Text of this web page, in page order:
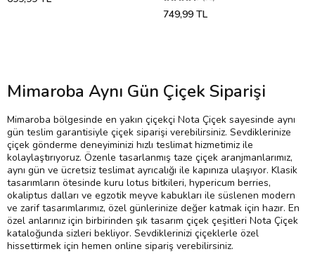
749,99 TL
Mimaroba Aynı Gün Çiçek Siparişi
Mimaroba bölgesinde en yakın çiçekçi Nota Çiçek sayesinde aynı
gün teslim garantisiyle çiçek siparişi verebilirsiniz. Sevdiklerinize
çiçek gönderme deneyiminizi hızlı teslimat hizmetimiz ile
kolaylaştırıyoruz. Özenle tasarlanmış taze çiçek aranjmanlarımız,
aynı gün ve ücretsiz teslimat ayrıcalığı ile kapınıza ulaşıyor. Klasik
tasarımların ötesinde kuru lotus bitkileri, hypericum berries,
okaliptus dalları ve egzotik meyve kabukları ile süslenen modern
ve zarif tasarımlarımız, özel günlerinize değer katmak için hazır. En
özel anlarınız için birbirinden şık tasarım çiçek çeşitleri Nota Çiçek
kataloğunda sizleri bekliyor. Sevdiklerinizi çiçeklerle özel
hissettirmek için hemen online sipariş verebilirsiniz.